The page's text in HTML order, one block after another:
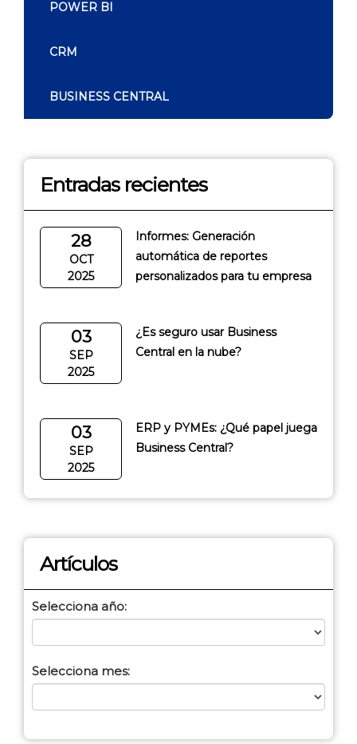
POWER BI
CRM
BUSINESS CENTRAL
Entradas recientes
28
OCT
2025
Informes: Generación
automática de reportes
personalizados para tu empresa
03
SEP
2025
¿Es seguro usar Business
Central en la nube?
03
SEP
2025
ERP y PYMEs: ¿Qué papel juega
Business Central?
Artículos
Selecciona año:
Selecciona mes: